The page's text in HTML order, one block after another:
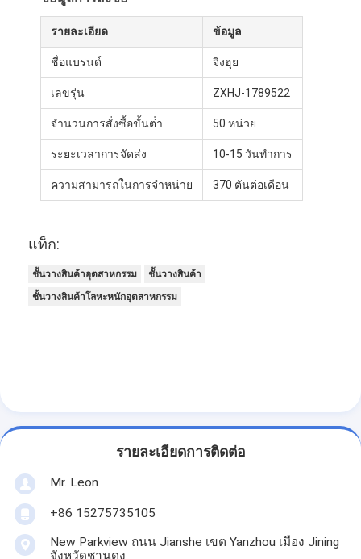
รายละเอียด ข้อมูล
ชื่อแบรนด์ จิงฮุย
เลขรุ่น ZXHJ-1789522
จํานวนการสั่งซื้อขั้นต่ํา 50 หน่วย
ระยะเวลาการจัดส่ง 10-15 วันทําการ
ความสามารถในการจําหน่าย 370 ตันต่อเดือน
แท็ก:
ชั้นวางสินค้าอุตสาหกรรม
ชั้นวางสินค้า
ชั้นวางสินค้าโลหะหนักอุตสาหกรรม
รายละเอียดการติดต่อ
Mr. Leon
+86 15275735105
New Parkview ถนน Jianshe เขต Yanzhou เมือง Jining
จังหวัดชานดง